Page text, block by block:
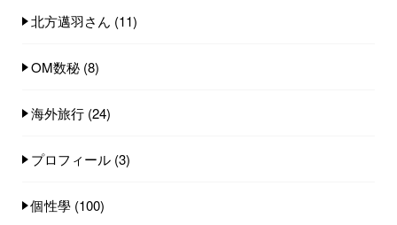
北方邁羽さん (11)
OM数秘 (8)
海外旅行 (24)
プロフィール (3)
個性學 (100)